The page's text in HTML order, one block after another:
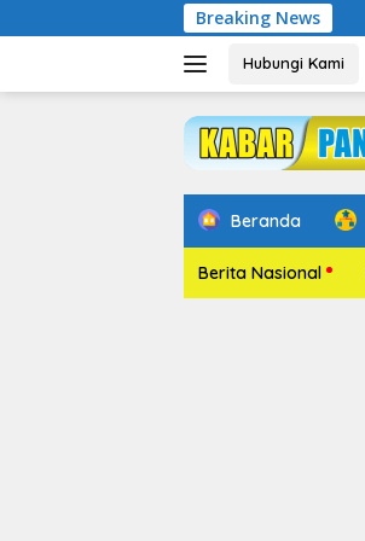
ke
Breaking News
Hubungi Kami
Beranda
Berita Nasional